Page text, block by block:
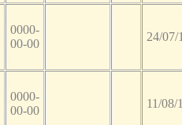
0000-
00-00
24/07/
0000-
00-00
11/08/